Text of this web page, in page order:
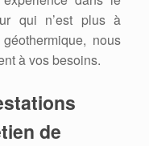
qui n’est plus à
nous
à vos besoins.
de